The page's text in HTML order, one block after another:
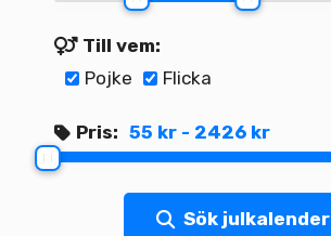
Till vem:
Pojke
Flicka
Pris: 55 kr - 2426 kr
Sök julkalender